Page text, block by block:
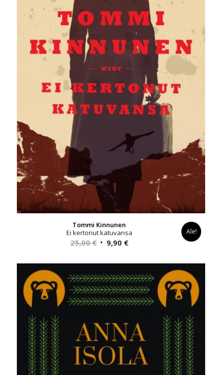
Tommi Kinnunen
Ei kertonut katuvansa
25,00€ Alkuperäinen
oli:
25,00 €.
9,90 €Nykyinen
on:
9,90 €.
Ale!